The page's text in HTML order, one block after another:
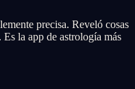
precisa. Reveló cosas
la app de astrología más